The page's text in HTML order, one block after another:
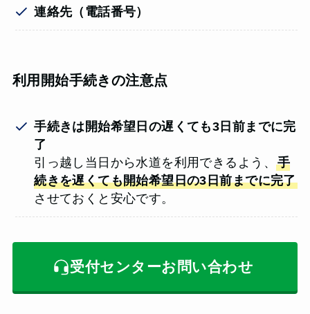
連絡先（電話番号）
利用開始手続きの注意点
手続きは開始希望日の遅くても3日前までに完
了
引っ越し当日から水道を利用できるよう、 手
続きを遅くても開始希望日の3日前までに完了
させておくと安心です。
受付センターお問い合わせ